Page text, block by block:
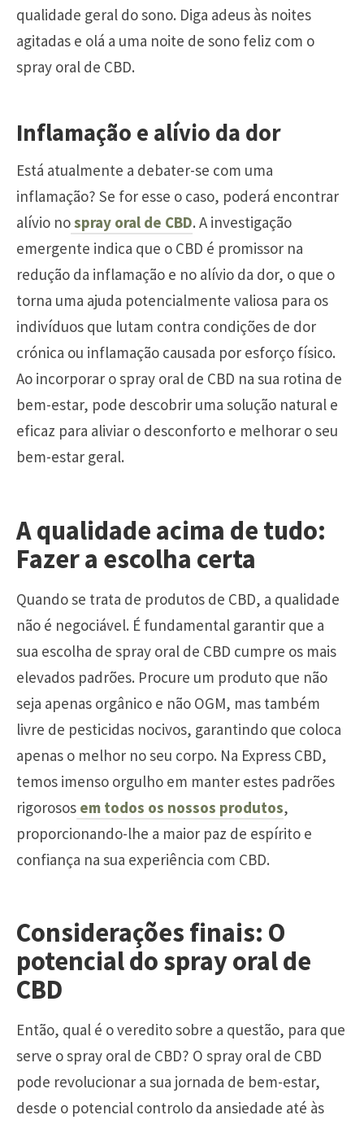
qualidade geral do sono. Diga adeus às noites
agitadas e olá a uma noite de sono feliz com o
spray oral de CBD.
Inflamação e alívio da dor
Está atualmente a debater-se com uma
inflamação? Se for esse o caso, poderá encontrar
alívio nospray oral de CBD. A investigação
emergente indica que o CBD é promissor na
redução da inflamação e no alívio da dor, o que o
torna uma ajuda potencialmente valiosa para os
indivíduos que lutam contra condições de dor
crónica ou inflamação causada por esforço físico.
Ao incorporar o spray oral de CBD na sua rotina de
bem-estar, pode descobrir uma solução natural e
eficaz para aliviar o desconforto e melhorar o seu
bem-estar geral.
A qualidade acima de tudo:
Fazer a escolha certa
Quando se trata de produtos de CBD, a qualidade
não é negociável. É fundamental garantir que a
sua escolha de spray oral de CBD cumpre os mais
elevados padrões. Procure um produto que não
seja apenas orgânico e não OGM, mas também
livre de pesticidas nocivos, garantindo que coloca
apenas o melhor no seu corpo. Na Express CBD,
temos imenso orgulho em manter estes padrões
rigorosos em todos os nossos produtos,
proporcionando-lhe a maior paz de espírito e
confiança na sua experiência com CBD.
Considerações finais: O
potencial do spray oral de
CBD
Então, qual é o veredito sobre a questão, para que
serve o spray oral de CBD? O spray oral de CBD
pode revolucionar a sua jornada de bem-estar,
desde o potencial controlo da ansiedade até às